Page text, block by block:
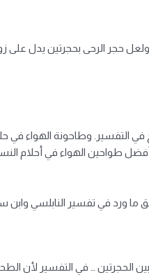
حجر الرحى بحجرتين يدل على
في التفسير. وطاحونة الهواء في
أفضل طواحين الهواء في أحلام
ما ورد في تفسير النابلسي وابن
الحجرتين … في التفسير لأن